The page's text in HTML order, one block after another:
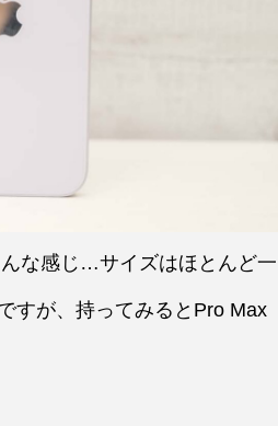
な感じ…サイズはほとんど一
すが、持ってみるとPro Max